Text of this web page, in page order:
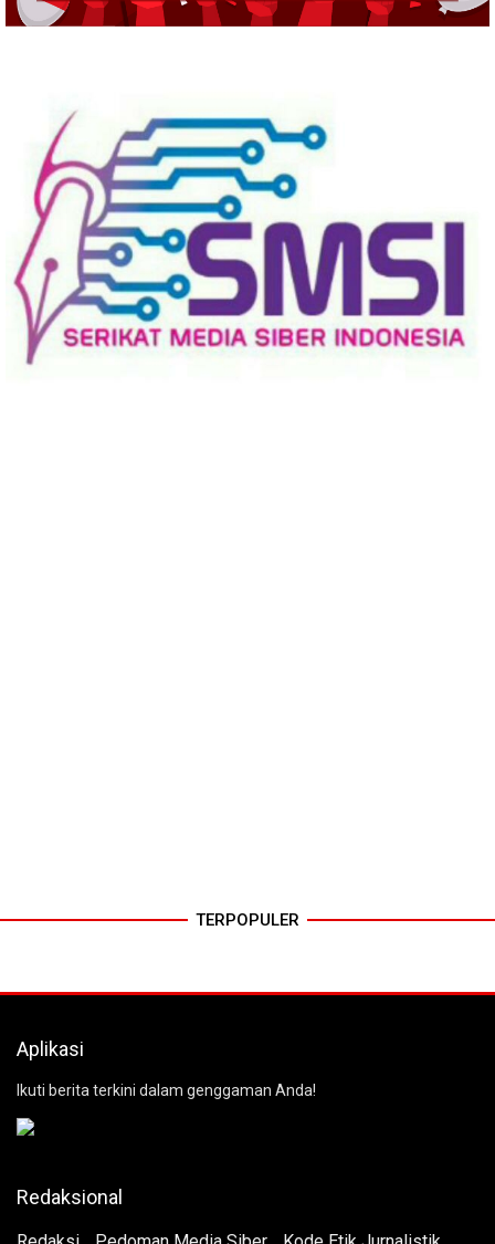
TERPOPULER
Aplikasi
Ikuti berita terkini dalam genggaman Anda!
Redaksional